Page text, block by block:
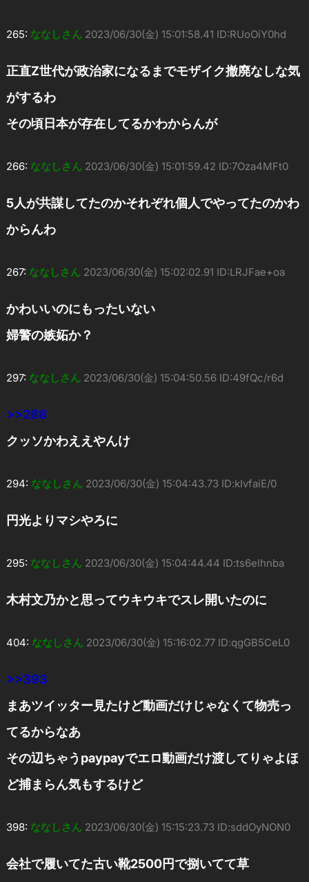
265: ななしさん 2023/06/30(金) 15:01:58.41 ID:RUoOiY0hd
正直Z世代が政治家になるまでモザイク撤廃なしな気
がするわ
その頃日本が存在してるかわからんが
266: ななしさん 2023/06/30(金) 15:01:59.42 ID:7Oza4MFt0
5人が共謀してたのかそれぞれ個人でやってたのかわ
からんわ
267: ななしさん 2023/06/30(金) 15:02:02.91 ID:LRJFae+oa
かわいいのにもったいない
婦警の嫉妬か？
297: ななしさん 2023/06/30(金) 15:04:50.56 ID:49fQc/r6d
>>288
クッソかわええやんけ
294: ななしさん 2023/06/30(金) 15:04:43.73 ID:kIvfaiE/0
円光よりマシやろに
295: ななしさん 2023/06/30(金) 15:04:44.44 ID:ts6elhnba
木村文乃かと思ってウキウキでスレ開いたのに
404: ななしさん 2023/06/30(金) 15:16:02.77 ID:qgGB5CeL0
>>393
まあツイッター見たけど動画だけじゃなくて物売っ
てるからなあ
その辺ちゃうpaypayでエロ動画だけ渡してりゃよほ
ど捕まらん気もするけど
398: ななしさん 2023/06/30(金) 15:15:23.73 ID:sddOyNON0
会社で履いてた古い靴2500円で捌いてて草